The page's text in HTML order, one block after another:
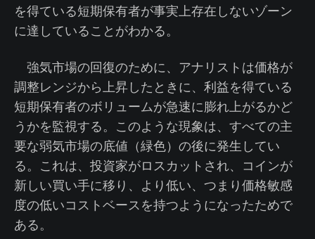
を得ている短期保有者が事実上存在しないゾーン
に達していることがわかる。
強気市場の回復のために、アナリストは価格が
調整レンジから上昇したときに、利益を得ている
短期保有者のボリュームが急速に膨れ上がるかど
うかを監視する。このような現象は、すべての主
要な弱気市場の底値（緑色）の後に発生してい
る。これは、投資家がロスカットされ、コインが
新しい買い手に移り、より低い、つまり価格敏感
度の低いコストベースを持つようになったためで
ある。